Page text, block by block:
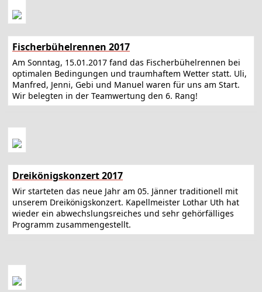
Fischerbühelrennen 2017
Am Sonntag, 15.01.2017 fand das Fischerbühelrennen bei
optimalen Bedingungen und traumhaftem Wetter statt. Uli,
Manfred, Jenni, Gebi und Manuel waren für uns am Start.
Wir belegten in der Teamwertung den 6. Rang!
Dreikönigskonzert 2017
Wir starteten das neue Jahr am 05. Jänner traditionell mit
unserem Dreikönigskonzert. Kapellmeister Lothar Uth hat
wieder ein abwechslungsreiches und sehr gehörfälliges
Programm zusammengestellt.